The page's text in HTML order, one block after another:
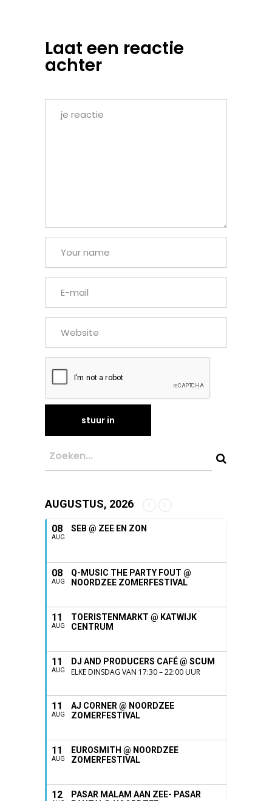
Laat een reactie
achter
AUGUSTUS, 2026
08
AUG
SEB @ ZEE EN ZON
08
AUG
Q-MUSIC THE PARTY FOUT @
NOORDZEE ZOMERFESTIVAL
11
AUG
TOERISTENMARKT @ KATWIJK
CENTRUM
11
AUG
DJ AND PRODUCERS CAFÉ @ SCUM
ELKE DINSDAG VAN 17:30 – 22:00 UUR
11
AUG
AJ CORNER @ NOORDZEE
ZOMERFESTIVAL
11
AUG
EUROSMITH @ NOORDZEE
ZOMERFESTIVAL
12
PASAR MALAM AAN ZEE- PASAR